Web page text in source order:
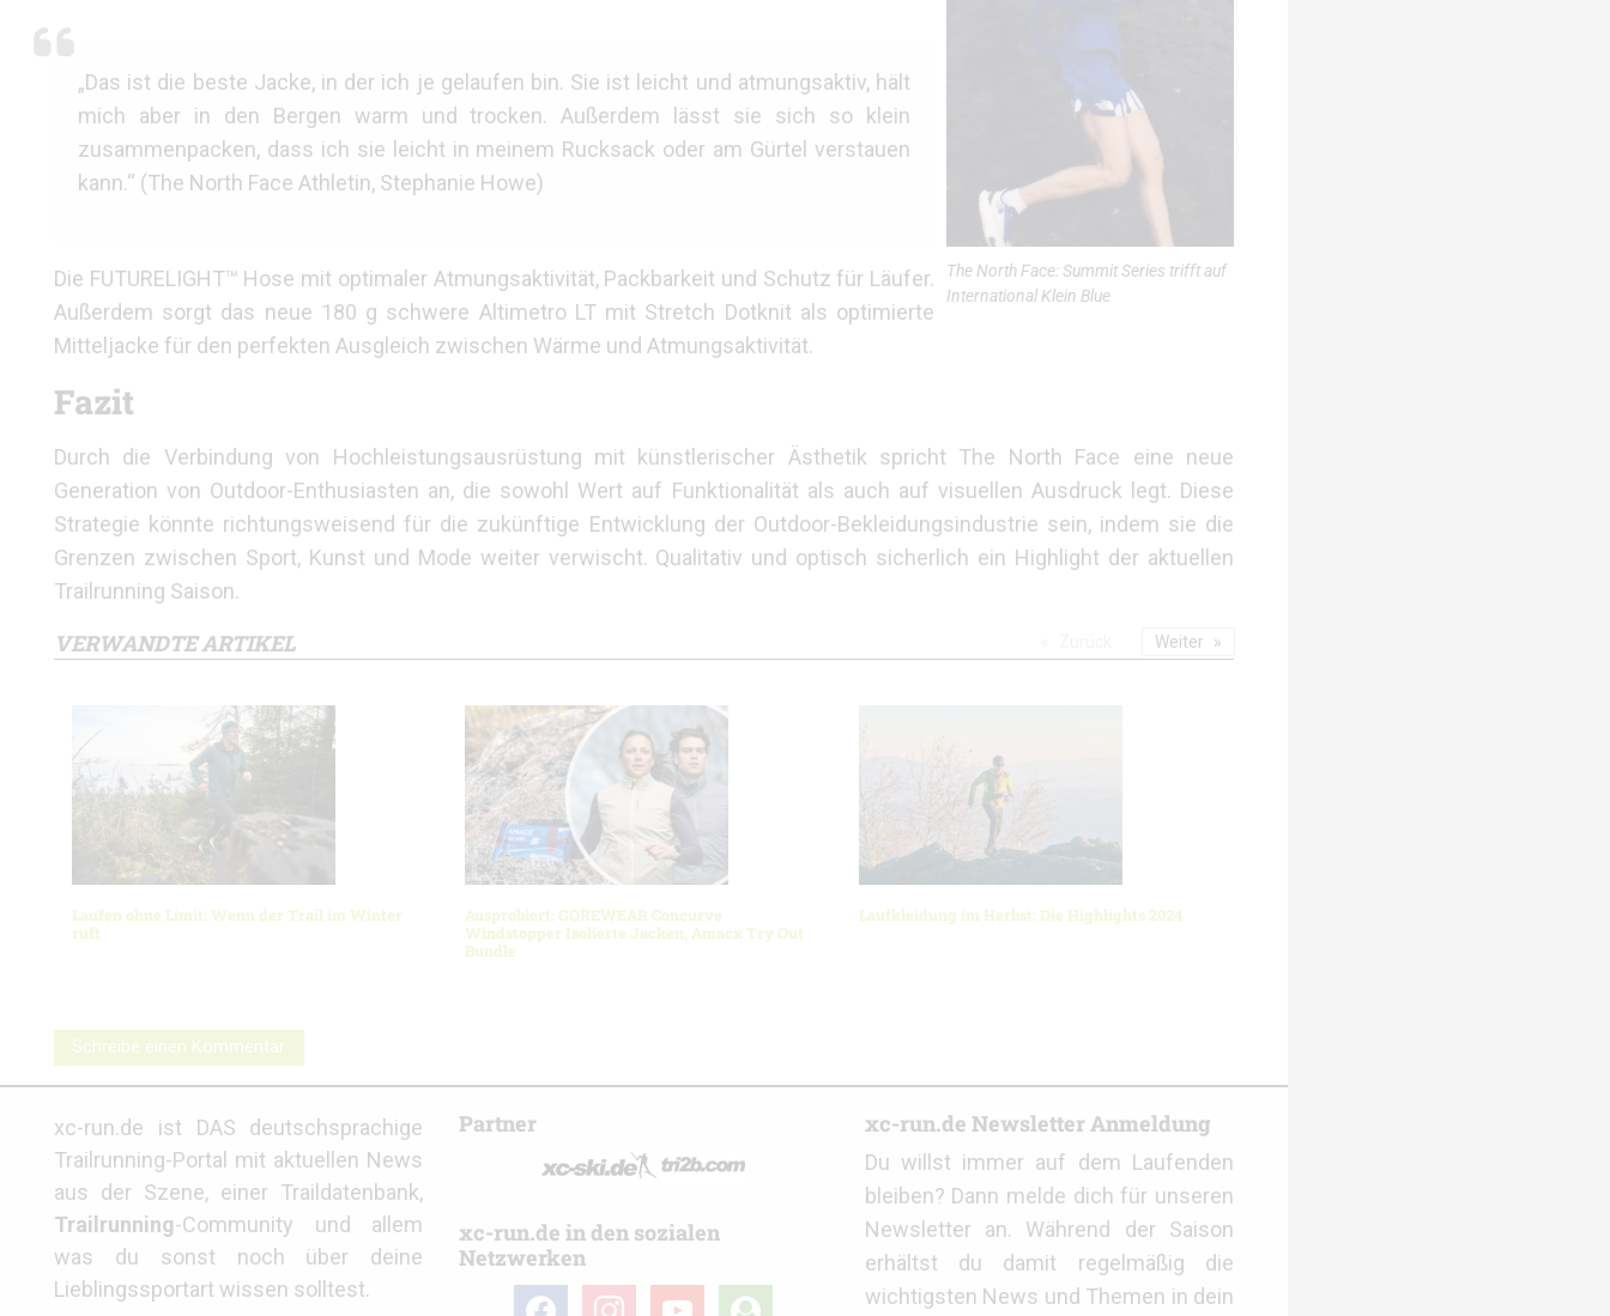
The North Face: Summit Series trifft auf
International Klein Blue
„Das ist die beste Jacke, in der ich je gelaufen bin. Sie ist leicht und atmungsaktiv, hält
mich aber in den Bergen warm und trocken. Außerdem lässt sie sich so klein
zusammenpacken, dass ich sie leicht in meinem Rucksack oder am Gürtel verstauen
kann.“ (The North Face Athletin, Stephanie Howe)
Die FUTURELIGHT™ Hose mit optimaler Atmungsaktivität, Packbarkeit und Schutz für Läufer.
Außerdem sorgt das neue 180 g schwere Altimetro LT mit Stretch Dotknit als optimierte
Mitteljacke für den perfekten Ausgleich zwischen Wärme und Atmungsaktivität.
Fazit
Durch die Verbindung von Hochleistungsausrüstung mit künstlerischer Ästhetik spricht The North Face eine neue
Generation von Outdoor-Enthusiasten an, die sowohl Wert auf Funktionalität als auch auf visuellen Ausdruck legt. Diese
Strategie könnte richtungsweisend für die zukünftige Entwicklung der Outdoor-Bekleidungsindustrie sein, indem sie die
Grenzen zwischen Sport, Kunst und Mode weiter verwischt. Qualitativ und optisch sicherlich ein Highlight der aktuellen
Trailrunning Saison.
VERWANDTE ARTIKEL
Laufen ohne Limit: Wenn der Trail im Winter
ruft
Ausprobiert: GOREWEAR Concurve
Windstopper Isolierte Jacken, Amacx Try Out
Bundle
Laufkleidung im Herbst: Die Highlights 2024
Weiter
Schreibe einen Kommentar
xc-run.de ist DAS deutschsprachige
Trailrunning-Portal mit aktuellen News
aus der Szene, einer Traildatenbank,
Trailrunning-Community und allem
was du sonst noch über deine
Lieblingssportart wissen solltest.
Partner
xc-run.de in den sozialen
Netzwerken
facebookinstagramyoutube user-
xc-run.de Newsletter Anmeldung
Du willst immer auf dem Laufenden
bleiben? Dann melde dich für unseren
Newsletter an. Während der Saison
erhältst du damit regelmäßig die
wichtigsten News und Themen in dein